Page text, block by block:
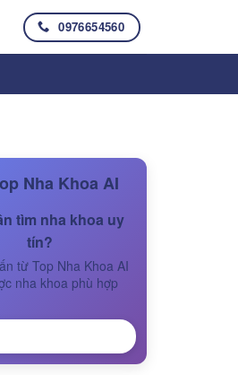
0976654560
Nha Khoa AI
tìm nha khoa uy
tín?
từ Top Nha Khoa AI
nha khoa phù hợp